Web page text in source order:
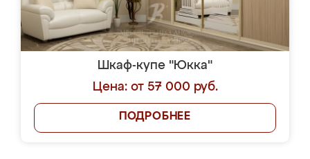
Шкаф-купе "Юкка"
Цена: от 57 000 руб.
ПОДРОБНЕЕ